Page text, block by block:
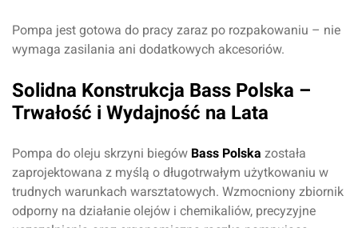
Pompa jest gotowa do pracy zaraz po rozpakowaniu – nie
wymaga zasilania ani dodatkowych akcesoriów.
Solidna Konstrukcja Bass Polska –
Trwałość i Wydajność na Lata
Pompa do oleju skrzyni biegów Bass Polska została
zaprojektowana z myślą o długotrwałym użytkowaniu w
trudnych warunkach warsztatowych. Wzmocniony zbiornik
odporny na działanie olejów i chemikaliów, precyzyjne